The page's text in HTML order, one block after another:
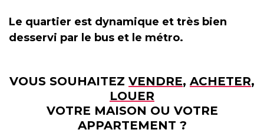
Le quartier est dynamique et très bien
desservi par le bus et le métro.
VOUS SOUHAITEZ VENDRE, ACHETER,
LOUER
VOTRE MAISON OU VOTRE
APPARTEMENT ?